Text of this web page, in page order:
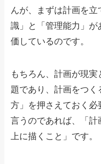
んが、まずは計画を
識」と「管理能力」
価しているのです。
もちろん、計画が現
題であり、計画をつく
方」を押さえておく
言うのであれば、「
上に描くこと」です。